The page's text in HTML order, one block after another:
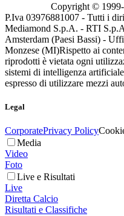
Copyright © 1999-
P.Iva 03976881007 - Tutti i
Mediamond S.p.A. - RTI
Amsterdam (Paesi Bassi) -
Monzese (MI)Rispetto ai
riprodotti è vietata ogni
sistemi di intelligenza
espresso di utilizzare mezzi
Legal
CorporatePrivacy Policy
Media
Video
Foto
Live e Risultati
Live
Diretta Calcio
Risultati e Classifiche